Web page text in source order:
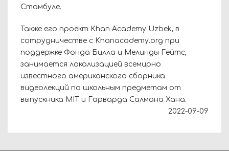
Стамбуле.
Также его проект Khan Academy Uzbek, в
сотрудничестве с Khanacademy.org при
поддержке Фонда Билла и Мелинды Гейтс,
занимается локализацией всемирно
известного американского сборника
видеолекций по школьным предметам от
выпускника MIT и Гарварда Салмана Хана.
2022-09-09